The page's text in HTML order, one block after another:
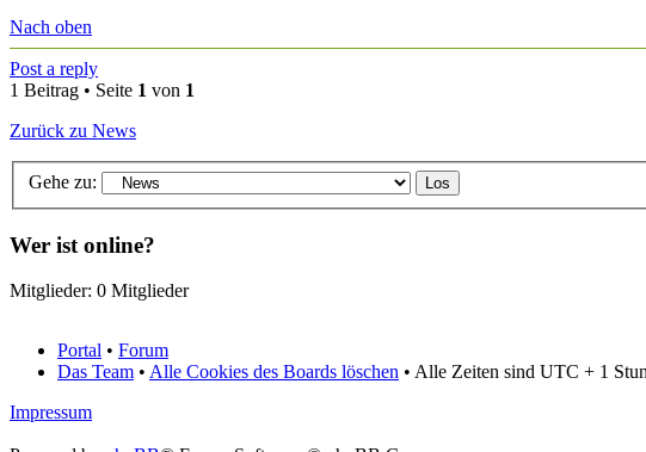
Nach oben
Post a reply
1 Beitrag • Seite 1 von 1
Zurück zu News
Gehe zu:
Wer ist online?
Mitglieder: 0 Mitglieder
Portal • Forum
Das Team • Alle Cookies des Boards löschen • Alle Zeiten sind UTC + 1
Impressum